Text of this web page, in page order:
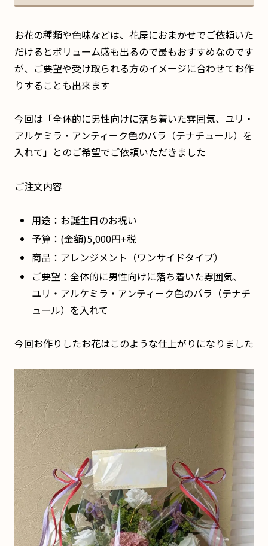
お花の種類や色味などは、花屋におまかせでご依頼いた
だけるとボリューム感も出るので最もおすすめなのです
が、ご要望や受け取られる方のイメージに合わせてお作
りすることも出来ます
今回は「全体的に男性向けに落ち着いた雰囲気、ユリ・
アルケミラ・アンティーク色のバラ（テナチュール）を
入れて」とのご希望でご依頼いただきました
ご注文内容
用途：お誕生日のお祝い
予算：(金額)5,000円+税
商品：アレンジメント（ワンサイドタイプ）
ご要望：全体的に男性向けに落ち着いた雰囲気、
ユリ・アルケミラ・アンティーク色のバラ（テナチ
ュール）を入れて
今回お作りしたお花はこのような仕上がりになりました